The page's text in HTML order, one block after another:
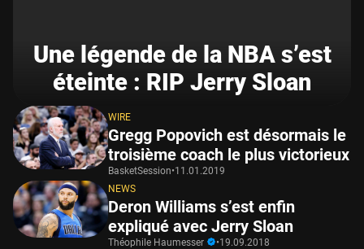
Une légende de la NBA s’est
éteinte : RIP Jerry Sloan
WIRE
Gregg Popovich est désormais le
troisième coach le plus victorieux
BasketSession•11.01.2019
NEWS
Deron Williams s’est enfin
expliqué avec Jerry Sloan
Théophile Haumesser •19.09.2018